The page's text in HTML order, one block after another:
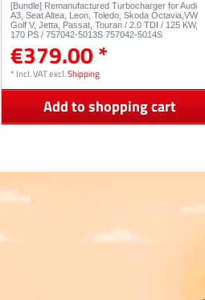
[Bundle] Remanufactured Turbocharger for Audi
A3, Seat Altea, Leon, Toledo, Skoda Octavia,VW
Golf V, Jetta, Passat, Touran / 2.0 TDI / 125 KW,
170 PS / 757042-5013S 757042-5014S
€379.00 *
* Incl. VATexcl.Shipping
Add to shopping cart